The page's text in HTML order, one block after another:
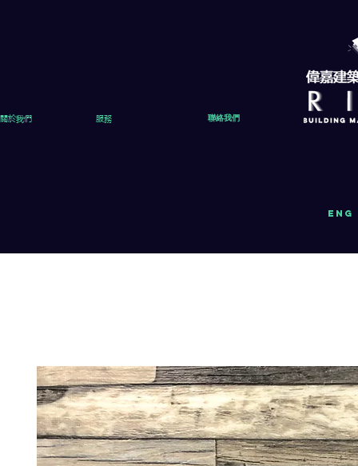
關於我們 服務 聯絡我們
eng